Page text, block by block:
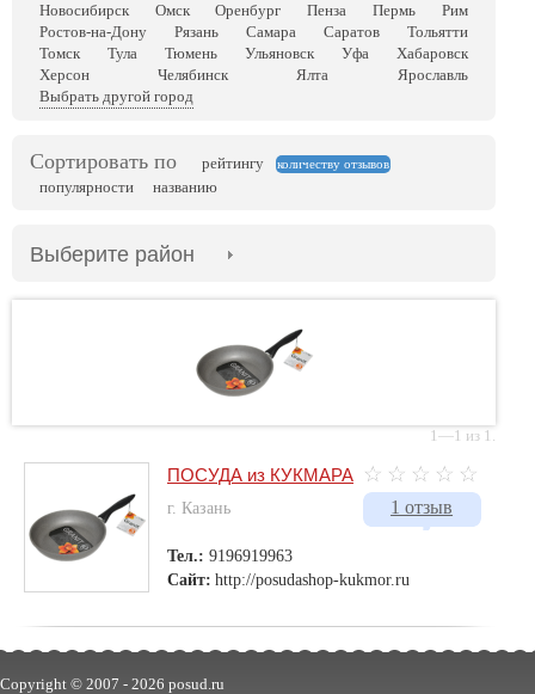
Новосибирск
Омск Оренбург Пенза Пермь
Рим
Ростов-на-Дону
Рязань Самара Саратов
Тольятти
Томск
Тула Тюмень Ульяновск Уфа
Хабаровск
Херсон
Челябинск Ялта
Ярославль
Выбрать другой город
Сортировать по рейтингу количеству отзывов
популярности названию
Выберите район
1—1 из 1.
1 отзыв
ПОСУДА из КУКМАРА
г. Казань
Тел.: 9196919963
Сайт: http://posudashop-kukmor.ru
Copyright © 2007 - 2026 posud.ru